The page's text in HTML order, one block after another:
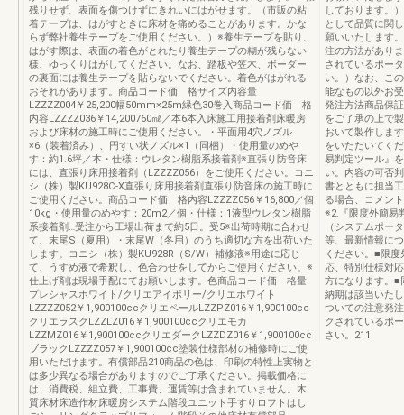
残りせず、表面を傷つけずにきれいにはがせます。（市販の粘
着テープは、はがすときに床材を痛めることがあります。かな
らず弊社養生テープをご使用ください。）※養生テープを貼り、
はがす際は、表面の着色がとれたり養生テープの糊が残らない
様、ゆっくりはがしてください。なお、踏板や笠木、ボーダー
の裏面には養生テープを貼らないでください。着色がはがれる
おそれがあります。商品コード価 格サイズ内容量
LZZZZ004￥25,200幅50mm×25m緑色30巻入商品コード価 格
内容LZZZZ036￥14,200760㎖／本6本入床施工用接着剤床暖房
および床材の施工時にご使用ください。・平面用4穴ノズル
×6（装着済み）、円すい状ノズル×1（同梱）・使用量のめや
す：約1.6坪／本・仕様：ウレタン樹脂系接着剤※直張り防音床
には、直張り床用接着剤（LZZZZ056）をご使用ください。コニ
シ（株）製KU928C-X直張り床用接着剤直張り防音床の施工時に
ご使用ください。商品コード価 格内容LZZZZ056￥16,800／個
10kg・使用量のめやす：20m2／個・仕様：1液型ウレタン樹脂
系接着剤…受注から工場出荷まで約5日。受5※出荷時期に合わせ
て、末尾S（夏用）・末尾W（冬用）のうち適切な方を出荷いた
します。コニシ（株）製KU928R（S/W）補修液※用途に応じ
て、うすめ液で希釈し、色合わせをしてからご使用ください。※
仕上げ剤は現場手配にてお願いします。色商品コード価 格量
プレシャスホワイト/クリエアイボリー/クリエホワイト
LZZZZ052￥1,900100ccクリエペールLZZPZ016￥1,900100cc
クリエラスクLZZLZ016￥1,900100ccクリエモカ
LZZMZ016￥1,900100ccクリエダークLZZDZ016￥1,900100cc
ブラックLZZZZ057￥1,900100cc塗装仕様部材の補修時にご使
用いただけます。有償部品210商品の色は、印刷の特性上実物と
は多少異なる場合がありますのでご了承ください。掲載価格に
は、消費税、組立費、工事費、運賃等は含まれていません。木
質床材床造作材床暖房システム階段ユニット手すりロフトはし
しております。
として品質に関
願いいたします
注の方法があり
されているポー
い。）なお、こ
能なもの以外お
発注方法商品保
をご了承の上で
おいて製作しま
をいただいてく
易判定ツール』
い。内容の可否
書とともに担当
る場合、コメン
※2.『限度外簡易
（システムポ
等、最新情報に
ください。■限
応、特別仕様対
方になります。■
納期は該当いた
ついての注意発
クされているポ
さい。211